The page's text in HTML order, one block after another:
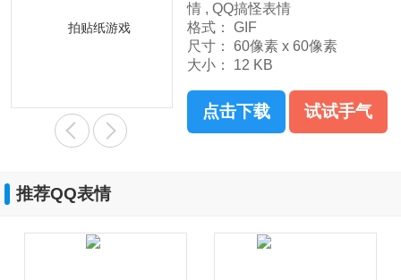
情 , QQ搞怪表情
格式：
GIF
尺寸：
60像素 x 60像素
大小：
12 KB
点击下载 试试手气
推荐QQ表情